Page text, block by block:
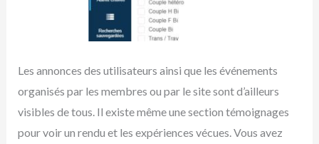
Les annonces des utilisateurs ainsi que les événements
organisés par les membres ou par le site sont d’ailleurs
visibles de tous. Il existe même une section témoignages
pour voir un rendu et les expériences vécues. Vous avez